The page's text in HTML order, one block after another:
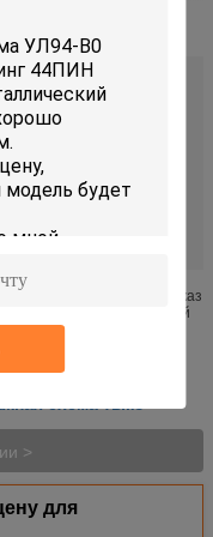
ПА6
запрос клиента
серый
-55°C | 105°C
изготовление на заказ
& средства массовой
2517/2586,
>
для